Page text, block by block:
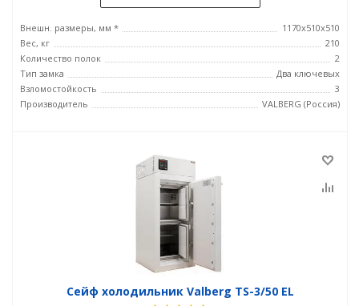
Внешн. размеры, мм *
1170x510x510
Вес, кг
210
Количество полок
2
Тип замка
Два ключевых
Взломостойкость
3
Производитель
VALBERG (Россия)
Сейф холодильник Valberg TS-3/50 EL